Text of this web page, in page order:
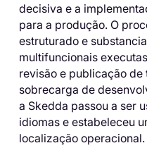
decisiva e a
para a produção. O
estruturado e
multifuncionais
revisão e publicação
sobrecarga de
a Skedda passou a ser
idiomas e estabeleceu
localização operacional.